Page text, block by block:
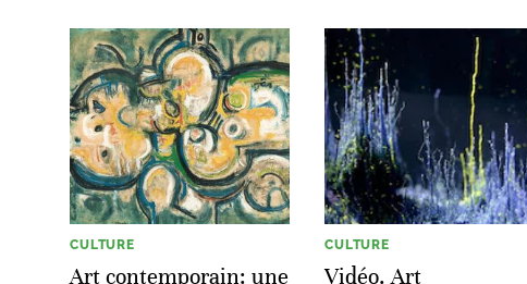
CULTURE
Art contemporain: une
CULTURE
Vidéo. Art